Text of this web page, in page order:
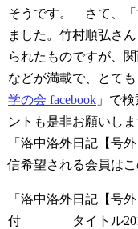
そうです。
さて、「
ました。竹村順弘さ
られたものですが、
などが満載で、とて
学の会 facebook 」で
ントも是非お願いしま
「洛中洛外日記【号
信希望される会員は
「洛中洛外日記【号
付 タイトル